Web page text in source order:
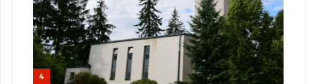
4